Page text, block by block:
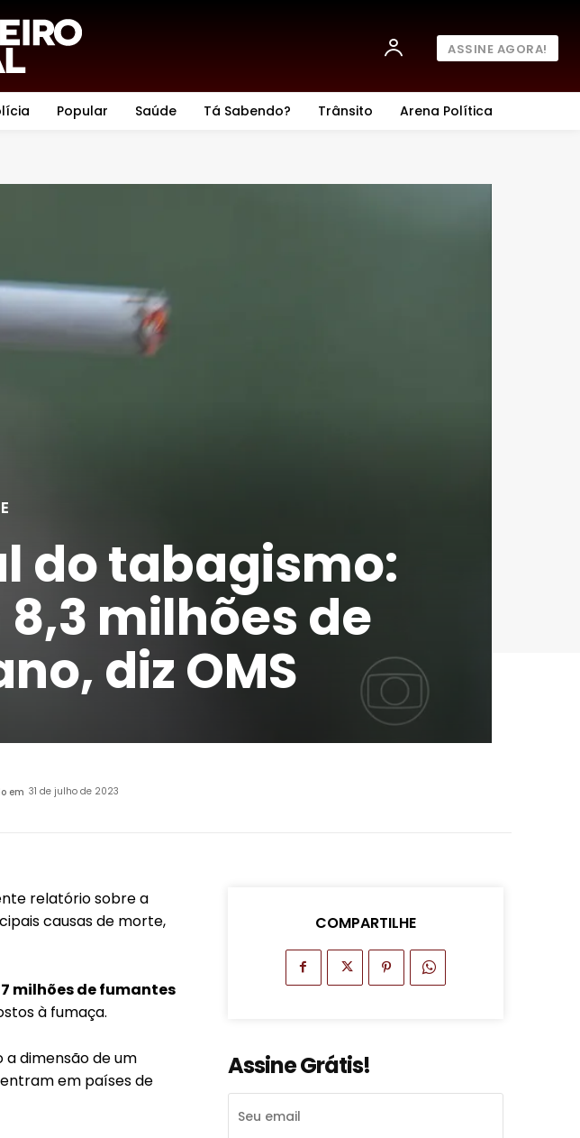
ASSINE AGORA!
Popular Saúde Tá Sabendo? Trânsito Arena Política
do tabagismo:
milhões de
diz OMS
em 31 de julho de 2023
relatório sobre a
causas de morte,
7 milhões de fumantes
à fumaça.
a dimensão de um
em países de
COMPARTILHE
Assine Grátis!